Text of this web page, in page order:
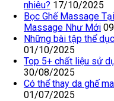
nhiêu? 17/10/2025
Bọc Ghế Massage
Massage Như Mới
Những bài tập thể
01/10/2025
Top 5+ chất liệu sử
30/08/2025
Có thể thay da ghế
01/07/2025